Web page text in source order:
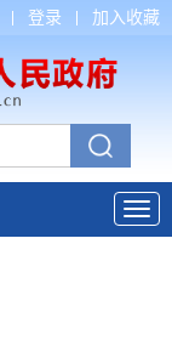
登录 加入收藏